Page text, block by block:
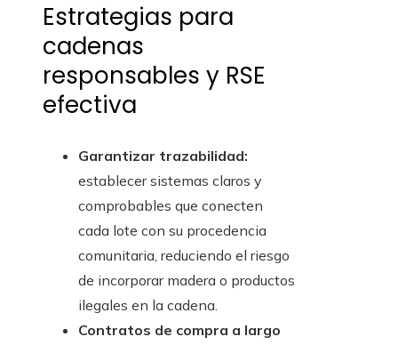
Estrategias para
cadenas
responsables y RSE
efectiva
Garantizar trazabilidad:
establecer sistemas claros y
comprobables que conecten
cada lote con su procedencia
comunitaria, reduciendo el riesgo
de incorporar madera o productos
ilegales en la cadena.
Contratos de compra a largo